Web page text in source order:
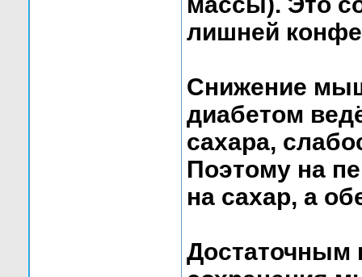
лишней
Снижение
диабетом
сахара,
Поэтому на
на сахар, а
Достаточным